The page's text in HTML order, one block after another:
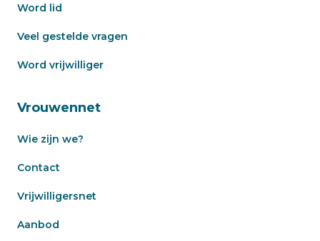
Word lid
Veel gestelde vragen
Word vrijwilliger
Vrouwennet
Wie zijn we?
Contact
Vrijwilligersnet
Aanbod